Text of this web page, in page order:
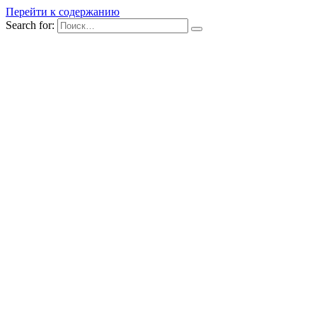
Перейти к содержанию
Search for: